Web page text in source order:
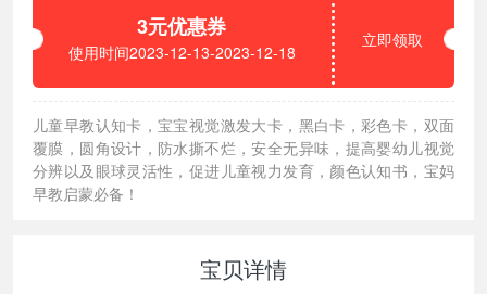
3元优惠券
使用时间2023-12-13-2023-12-18
立即领取
儿童早教认知卡，宝宝视觉激发大卡，黑白卡，彩色卡，双面
覆膜，圆角设计，防水撕不烂，安全无异味，提高婴幼儿视觉
分辨以及眼球灵活性，促进儿童视力发育，颜色认知书，宝妈
早教启蒙必备！
宝贝详情